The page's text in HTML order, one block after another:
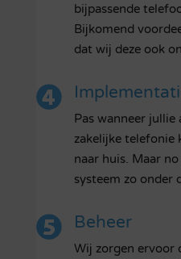
bijpassende
Bijkomend
dat wij deze ook
Pas wanneer jullie
zakelijke telefonie
naar huis. Maar
systeem zo onder
Beheer
Wij zorgen ervoor